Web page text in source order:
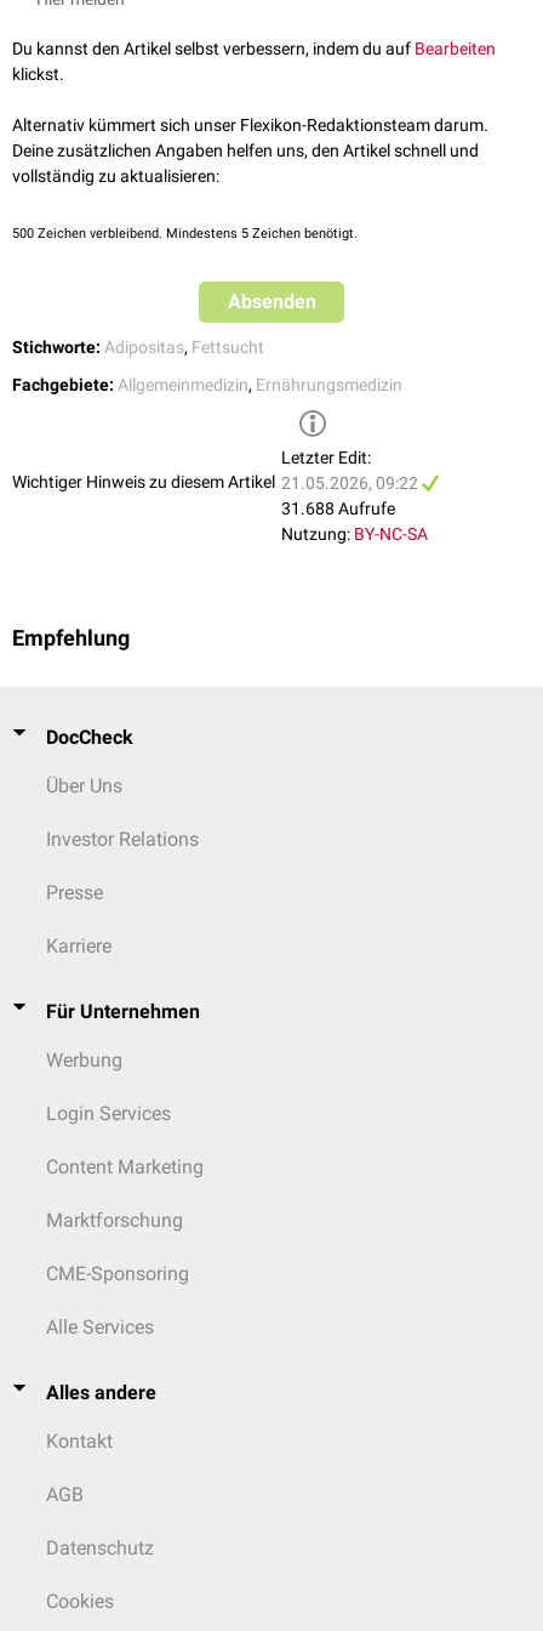
abdominale , zentrale oderviszeraleAdipositas bzw. "Apfeltyp" genannt.
Komplikationen dieses Fettverteilungsmusters sind:
und gesteigertem Risiko einerAtherosklerose
Entzündliches Fettgewebe, dasTNF-α produziert und deshalb die
Adiponektinfreisetzunghemmt. Das begünstigt eine
Die gynoide Fettverteilung bzw. gynoide Adipositas ist ein weibliches
Fettverteilungmuster mit Betonung derHüften
Du kannst den Artikel selbst verbessern, indem du auf Bearbeiten
klickst.
Alternativ kümmert sich unser Flexikon-Redaktionsteam darum.
Deine zusätzlichen Angaben helfen uns, den Artikel schnell und
vollständig zu aktualisieren:
500 Zeichen verbleibend. Mindestens 5 Zeichen benötigt.
Absenden
Stichworte: Adipositas, Fettsucht
Fachgebiete: Allgemeinmedizin, Ernährungsmedizin
Wichtiger Hinweis zu diesem Artikel
Letzter Edit:
21.05.2026, 09:22
31.688 Aufrufe
Nutzung: BY-NC-SA
Empfehlung
DocCheck
Über Uns
Investor Relations
Presse
Karriere
Für Unternehmen
Werbung
Login Services
Content Marketing
Marktforschung
CME-Sponsoring
Alle Services
Alles andere
Kontakt
AGB
Datenschutz
Cookies